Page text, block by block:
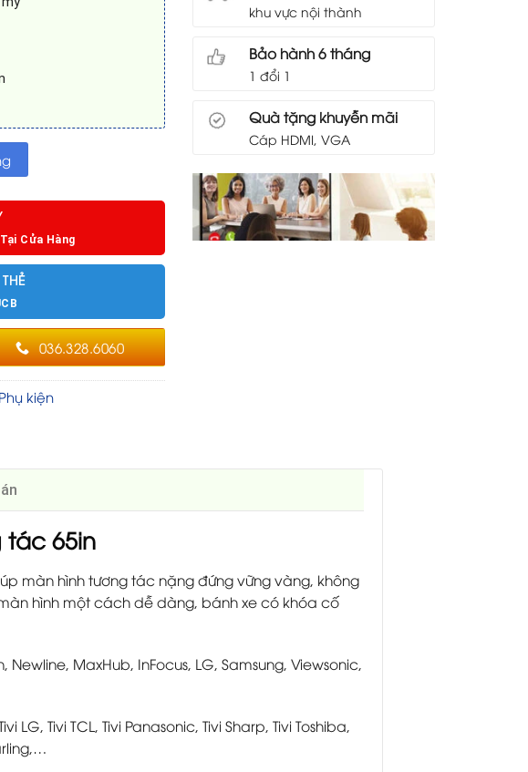
tương tác 65in số lượng
Cửa Hàng
036.328.6060
Phụ kiện
khu vực nội thành
Bảo hành 6 tháng
1 đổi 1
Quà tặng khuyễn mãi
Cáp HDMI, VGA
65in
màn hình tương tác nặng đứng vững vàng, không
hình một cách dễ dàng, bánh xe có khóa cố
MaxHub, InFocus, LG, Samsung, Viewsonic,
Tivi TCL, Tivi Panasonic, Tivi Sharp, Tivi Toshiba,